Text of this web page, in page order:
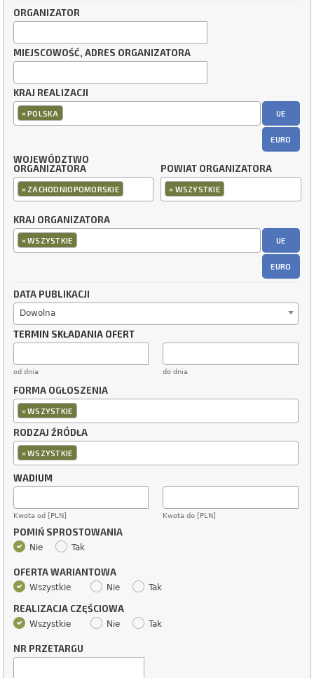
ORGANIZATOR
MIEJSCOWOŚĆ, ADRES ORGANIZATORA
KRAJ REALIZACJI
×POLSKA UE
EURO
WOJEWÓDZTWO
ORGANIZATORA
× ZACHODNIOPOMORSKIE
POWIAT ORGANIZATORA
× WSZYSTKIE
KRAJ ORGANIZATORA
×WSZYSTKIE UE
EURO
DATA PUBLIKACJI
Dowolna
TERMIN SKŁADANIA OFERT
od dnia do dnia
FORMA OGŁOSZENIA
×WSZYSTKIE
RODZAJ ŹRÓDŁA
×WSZYSTKIE
WADIUM
Kwota od [PLN] Kwota do [PLN]
POMIŃ SPROSTOWANIA
Nie Tak
OFERTA WARIANTOWA
Wszystkie Nie Tak
REALIZACJA CZĘŚCIOWA
Wszystkie Nie Tak
NR PRZETARGU